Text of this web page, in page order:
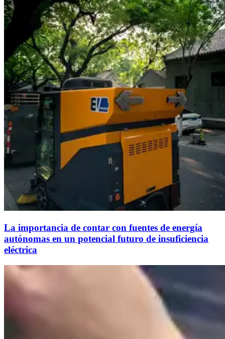
La importancia de contar con fuentes de energía
autónomas en un potencial futuro de insuficiencia
eléctrica